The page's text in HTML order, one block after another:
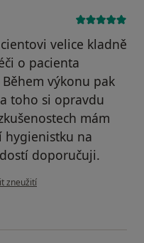
velice kladně
o pacienta
výkonu pak
toho si opravdu
mám
hygienistku na
doporučuji.
uživatele Váš účet byl
zneužití